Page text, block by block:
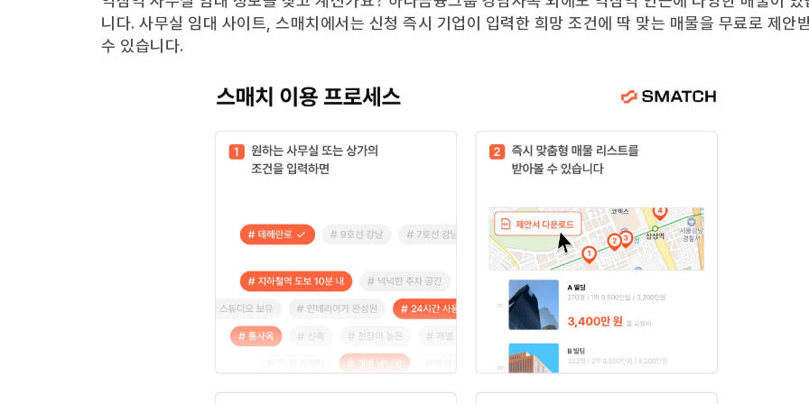
니다. 사무실 임대 사이트, 스매치에서는 신청 즉시 기업이 입력한 희망 조건에 딱 맞는 매물을 무료로 제안
수 있습니다.